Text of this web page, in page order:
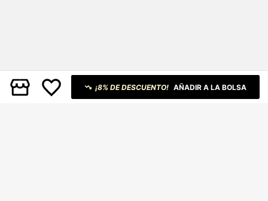
¡8% DE DESCUENTO! AÑADIR A LA BOLSA